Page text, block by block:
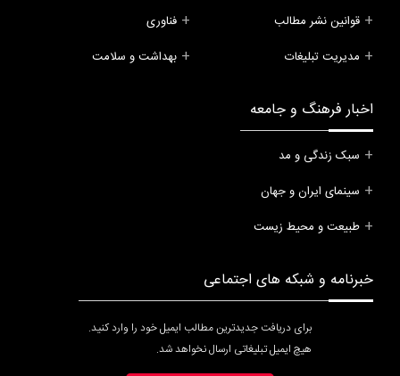
قوانین نشر مطالب
مدیریت تبلیغات
فناوری
بهداشت و سلامت
اخبار فرهنگ و جامعه
سبک زندگی و مد
سینمای ایران و جهان
طبیعت و محیط زیست
خبرنامه و شبکه های اجتماعی
برای دریافت جدیدترین مطالب ایمیل خود را وارد کنید.
هیچ ایمیل تبلیغاتی ارسال نخواهد شد.